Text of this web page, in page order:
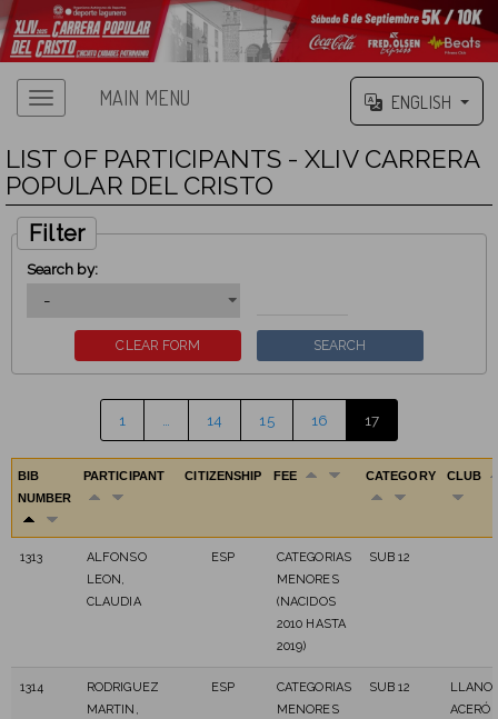
MAIN MENU ENGLISH
LIST OF PARTICIPANTS - XLIV CARRERA
POPULAR DEL CRISTO
Filter
Search by:
1 14 15 16 17
BIB
NUMBER
PARTICIPANT CITIZENSHIP FEE CATEGORY CLUB
1313
ALFONSO
LEON,
CLAUDIA
ESP
CATEGORIAS
MENORES
(NACIDOS
2010 HASTA
2019)
SUB 12
1314
RODRIGUEZ
MARTIN,
ESP
CATEGORIAS
MENORES
SUB 12
ACERÓ